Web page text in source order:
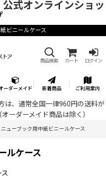
式オンラインショッ
ビニールケース
商品検索 カート ログイン
ーダーメイド 新着商品 ご利用案内
は、通常全国一律960円の送料が
ーダーメイド商品は除く）
ニューブック用中紙ビニールケース
ルケース